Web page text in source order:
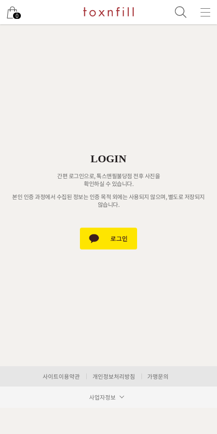
0
LOGIN
간편 로그인으로, 톡스앤필불당점 전후 사진을
확인하실 수 있습니다.
본인 인증 과정에서 수집된 정보는 인증 목적 외에는 사용되지 않으며, 별도로 저장되지
않습니다.
사이트이용약관 개인정보처리방침 가맹문의
사업자정보